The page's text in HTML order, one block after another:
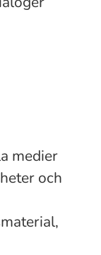
medier
och